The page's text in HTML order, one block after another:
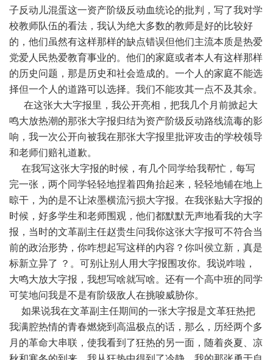
子反动儿混蛋这一资产阶级反动血统论的批判，写了我对学
校教师队伍的看法，我认为绝大多数的教师是好的比较好
的，他们虽然有这样那样的缺点错误但他们主流本质是热爱
党爱人民热爱教育事业的。他们的家庭或者本人有这样那样
的历史问题，那是历史和社会造成的。一个人的家庭不能选
择但一个人的道路可以选择。我们不能攻其一点不及其余。
在这张大大字报里，我公开亮相，把我几个月前掀起大
鸣大放热潮的那张大字报归结为资产阶级反动路线流毒的影
响，我一次公开向被我在那张大字报里批评攻击的学校领导
和老师们赔礼道歉。
在我写这张大字报的时候，有几个同学给我帮忙，每写
完一张，两个同学轻轻地捏着四角抬起来，轻轻地铺在地上
晾干，为的是不让浓墨横流污损大字报。在我张贴大字报的
时候，好多学生和老师围观，他们都默默无声地看我的大字
报，当时的文革副主任赵贵生问我你这张大字报可不符合当
前的政治形势，你咋想起写这样的内容？你叫侯立新，真是
标新立异了 ？。可别让别人用大字报围攻你。我说咋啦，
大鸣大放大字报，我想写啥就写啥。还有一个高中班的同学
可笑地问我是不是有阶级敌人在挑唆威胁你。
如果说我在文革副主任期间的一张大字报是文革狂热把
我满腔热情的青春燃烧到高温极点的话，那么，历经两个多
月的革命大串联，使我看到了狂热的另一面，随着炎夏、凉